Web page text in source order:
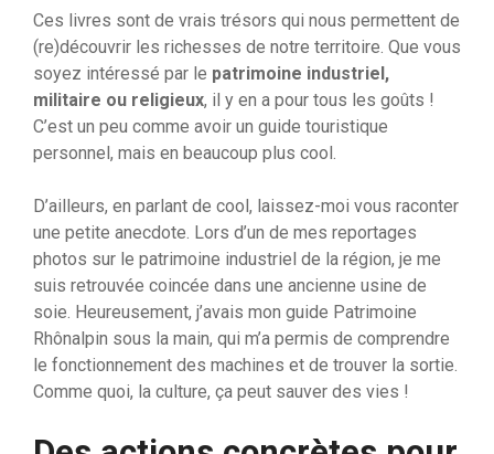
Ces livres sont de vrais trésors qui nous permettent de
(re)découvrir les richesses de notre territoire. Que vous
soyez intéressé par le patrimoine industriel,
militaire ou religieux, il y en a pour tous les goûts !
C’est un peu comme avoir un guide touristique
personnel, mais en beaucoup plus cool.
D’ailleurs, en parlant de cool, laissez-moi vous raconter
une petite anecdote. Lors d’un de mes reportages
photos sur le patrimoine industriel de la région, je me
suis retrouvée coincée dans une ancienne usine de
soie. Heureusement, j’avais mon guide Patrimoine
Rhônalpin sous la main, qui m’a permis de comprendre
le fonctionnement des machines et de trouver la sortie.
Comme quoi, la culture, ça peut sauver des vies !